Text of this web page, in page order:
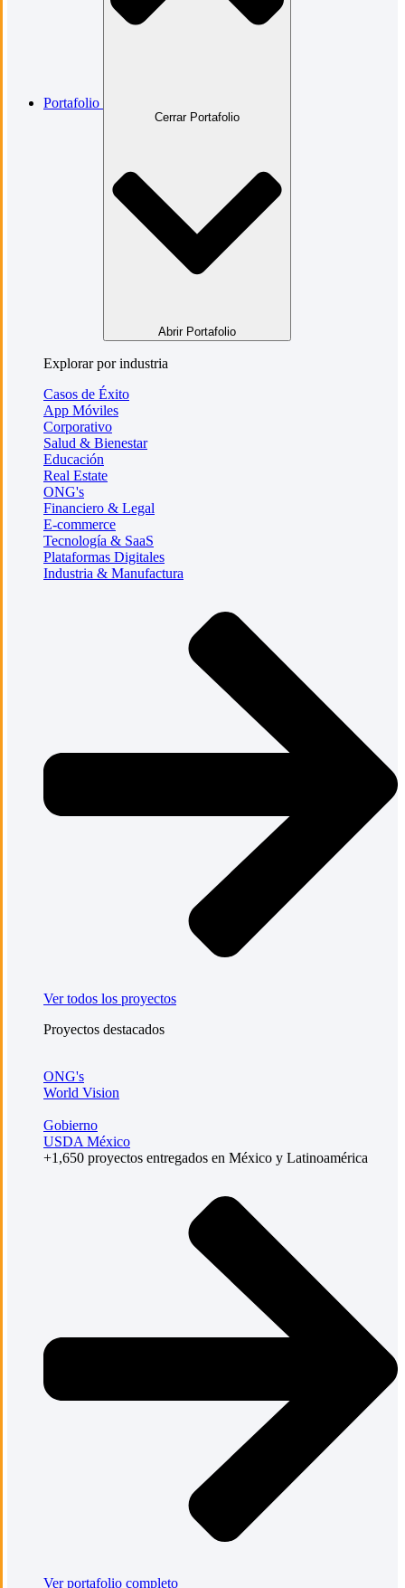
Portafolio
Cerrar Portafolio
Abrir Portafolio
Explorar por industria
Casos de Éxito
App Móviles
Corporativo
Salud & Bienestar
Educación
Real Estate
ONG's
Financiero & Legal
E-commerce
Tecnología & SaaS
Plataformas Digitales
Industria & Manufactura
Ver todos los proyectos
Proyectos destacados
ONG's
World Vision
Gobierno
USDA México
+1,650 proyectos entregados en México y Latinoamérica
Ver portafolio completo